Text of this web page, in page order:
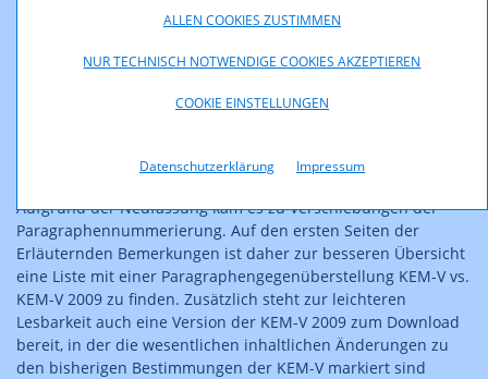
ALLEN COOKIES ZUSTIMMEN
NUR TECHNISCH NOTWENDIGE COOKIES AKZEPTIEREN
COOKIE EINSTELLUNGEN
Datenschutzerklärung Impressum
allgemein kleinere Änderungen als Beitrag zur
Bestimmungen.
Dieser Verordnung ging ein
und weiteren interessierten Stellen voran.
Aufgrund der Neufassung kam es zu Verschiebungen der
Paragraphennummerierung. Auf den ersten Seiten der
Erläuternden Bemerkungen ist daher zur besseren Übersicht
eine Liste mit einer Paragraphengegenüberstellung KEM-V vs.
KEM-V 2009 zu finden. Zusätzlich steht zur leichteren
Lesbarkeit auch eine Version der KEM-V 2009 zum Download
bereit, in der die wesentlichen inhaltlichen Änderungen zu
den bisherigen Bestimmungen der KEM-V markiert sind